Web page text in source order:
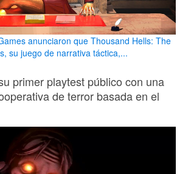
anunciaron que Thousand Hells: The
su juego de narrativa táctica,...
primer playtest público con una
de terror basada en el